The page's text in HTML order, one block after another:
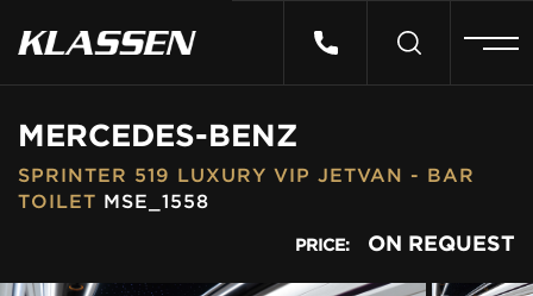
MERCEDES-BENZ
SPRINTER 519 LUXURY VIP JETVAN - BAR
TOILET MSE_1558
PRICE: ON REQUEST
VEHICLES